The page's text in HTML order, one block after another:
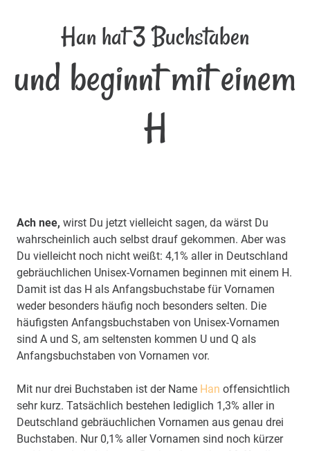
Han hat 3 Buchstaben
und beginnt mit einem
H
Ach nee, wirst Du jetzt vielleicht sagen, da wärst Du
wahrscheinlich auch selbst drauf gekommen. Aber was
Du vielleicht noch nicht weißt: 4,1% aller in Deutschland
gebräuchlichen Unisex-Vornamen beginnen mit einem H.
Damit ist das H als Anfangsbuchstabe für Vornamen
weder besonders häufig noch besonders selten. Die
häufigsten Anfangsbuchstaben von Unisex-Vornamen
sind A und S, am seltensten kommen U und Q als
Anfangsbuchstaben von Vornamen vor.
Mit nur drei Buchstaben ist der Name Han offensichtlich
sehr kurz. Tatsächlich bestehen lediglich 1,3% aller in
Deutschland gebräuchlichen Vornamen aus genau drei
Buchstaben. Nur 0,1% aller Vornamen sind noch kürzer